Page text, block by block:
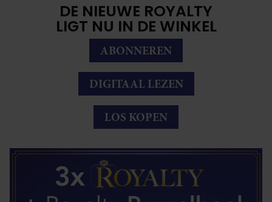
DE NIEUWE ROYALTY
LIGT NU IN DE WINKEL
ABONNEREN
DIGITAAL LEZEN
LOS KOPEN